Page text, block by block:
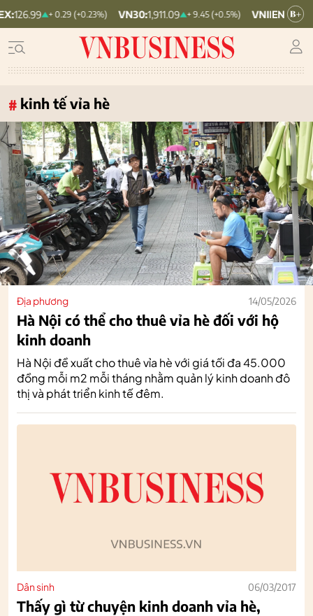
+ 0.29 (+0.23%) VN30:1,911.09 + 9.45 (+0.5%) VNINDEX:1,768.06
# kinh tế vỉa hè
Địa phương 14/05/2026
Hà Nội có thể cho thuê vỉa hè đối với hộ
kinh doanh
Hà Nội đề xuất cho thuê vỉa hè với giá tối đa 45.000
đồng mỗi m2 mỗi tháng nhằm quản lý kinh doanh đô
thị và phát triển kinh tế đêm.
Dân sinh 06/03/2017
Thấy gì từ chuyện kinh doanh vỉa hè,